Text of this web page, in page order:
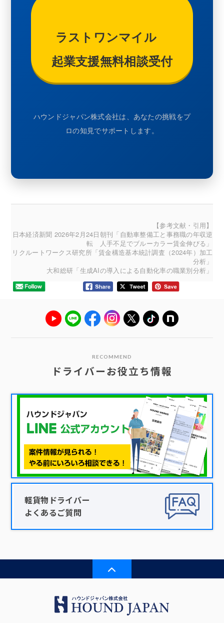
ラストワンマイル
起業支援無料相談受付
ハウンドジャパン株式会社は、あなたの挑戦をプ
ロの知見でサポートします。
【参考文献・引用】
日本経済新聞 2026年2月24日朝刊「自動車整備工と事務職の年収逆
転 人手不足でブルーカラー賃金伸びる」
リクルートワークス研究所「賃金構造基本統計調査（2024年）加工
分析」
大和総研「生成AIの導入による自動化率の職業別分析」
RECOMMEND
ドライバーお役立ち情報
軽貨物ドライバー
よくあるご質問